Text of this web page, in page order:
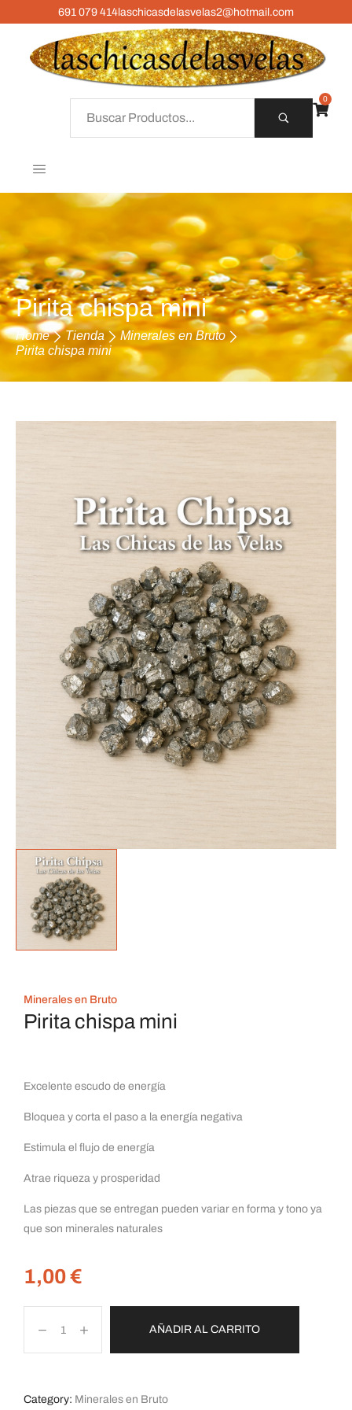
691 079 414laschicasdelasvelas2@hotmail.com
0
Pirita chispa mini
Home Tienda
Minerales en Bruto
Pirita chispa mini
Minerales en Bruto
Pirita chispa mini
Excelente escudo de energía
Bloquea y corta el paso a la energía negativa
Estimula el flujo de energía
Atrae riqueza y prosperidad
Las piezas que se entregan pueden variar en forma y tono ya
que son minerales naturales
1,00€
AÑADIR AL CARRITO
Category: Minerales en Bruto